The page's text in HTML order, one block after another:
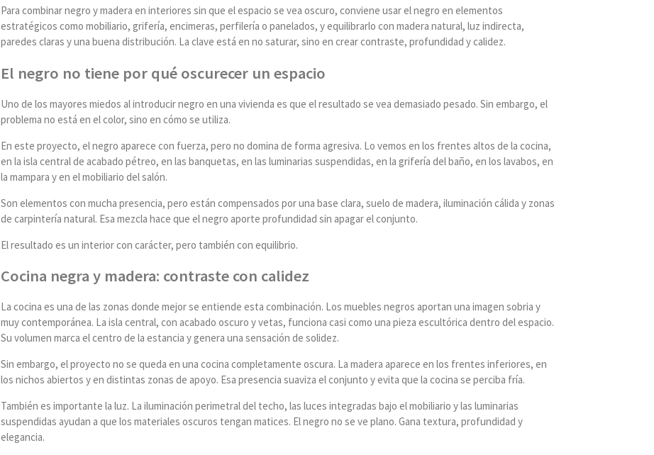
Para combinar negro y madera en interiores sin que el espacio se vea oscuro, conviene usar el negro en elementos
estratégicos como mobiliario, grifería, encimeras, perfilería o panelados, y equilibrarlo con madera natural, luz indirecta,
paredes claras y una buena distribución. La clave está en no saturar, sino en crear contraste, profundidad y calidez.
El negro no tiene por qué oscurecer un espacio
Uno de los mayores miedos al introducir negro en una vivienda es que el resultado se vea demasiado pesado. Sin embargo, el
problema no está en el color, sino en cómo se utiliza.
En este proyecto, el negro aparece con fuerza, pero no domina de forma agresiva. Lo vemos en los frentes altos de la cocina,
en la isla central de acabado pétreo, en las banquetas, en las luminarias suspendidas, en la grifería del baño, en los lavabos, en
la mampara y en el mobiliario del salón.
Son elementos con mucha presencia, pero están compensados por una base clara, suelo de madera, iluminación cálida y zonas
de carpintería natural. Esa mezcla hace que el negro aporte profundidad sin apagar el conjunto.
El resultado es un interior con carácter, pero también con equilibrio.
Cocina negra y madera: contraste con calidez
La cocina es una de las zonas donde mejor se entiende esta combinación. Los muebles negros aportan una imagen sobria y
muy contemporánea. La isla central, con acabado oscuro y vetas, funciona casi como una pieza escultórica dentro del espacio.
Su volumen marca el centro de la estancia y genera una sensación de solidez.
Sin embargo, el proyecto no se queda en una cocina completamente oscura. La madera aparece en los frentes inferiores, en
los nichos abiertos y en distintas zonas de apoyo. Esa presencia suaviza el conjunto y evita que la cocina se perciba fría.
También es importante la luz. La iluminación perimetral del techo, las luces integradas bajo el mobiliario y las luminarias
suspendidas ayudan a que los materiales oscuros tengan matices. El negro no se ve plano. Gana textura, profundidad y
elegancia.